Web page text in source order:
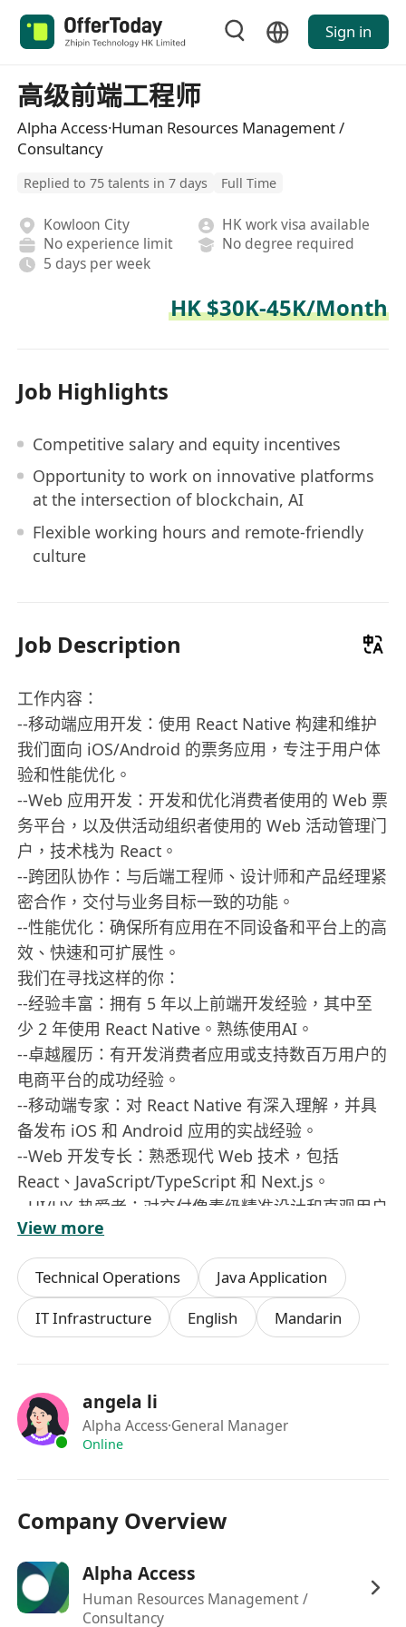
Sign in
高级前端工程师
Alpha Access·Human Resources Management /
Consultancy
Replied to 75 talents in 7 days Full Time
Kowloon City
HK work visa available
No experience limit
No degree required
5 days per week
HK $30K-45K/Month
Job Highlights
Competitive salary and equity incentives
Opportunity to work on innovative platforms
at the intersection of blockchain, AI
Flexible working hours and remote-friendly
culture
Job Description
工作内容：
--移动端应用开发：使用 React Native 构建和维护
我们面向 iOS/Android 的票务应用，专注于用户体
验和性能优化。
--Web 应用开发：开发和优化消费者使用的 Web 票
务平台，以及供活动组织者使用的 Web 活动管理门
户，技术栈为 React。
--跨团队协作：与后端工程师、设计师和产品经理紧
密合作，交付与业务目标一致的功能。
--性能优化：确保所有应用在不同设备和平台上的高
效、快速和可扩展性。
我们在寻找这样的你：
--经验丰富：拥有 5 年以上前端开发经验，其中至
少 2 年使用 React Native。熟练使用AI。
--卓越履历：有开发消费者应用或支持数百万用户的
电商平台的成功经验。
--移动端专家：对 React Native 有深入理解，并具
备发布 iOS 和 Android 应用的实战经验。
--Web 开发专长：熟悉现代 Web 技术，包括
React、JavaScript/TypeScript 和 Next.js。
--UI/UX 热爱者：对交付像素级精准设计和直观用户
体验充满热情。
--性能优化能力：熟悉优化应用速度和性能的技术。
--沟通能力优秀：具备出色的书面和口头沟通能力。
加分项：
--熟悉票务系统、活动管理或类似领域。
验。
--熟悉设计系统和组件库的开发与使用。
参与创新平台开发的机会，在区块链、AI 和娱乐交
汇的前沿领域工作。
灵活的工作时间和远程友好的文化。
解决票务和粉丝互动真实问题的全球影响力。
View more
Technical Operations
Java Application
IT Infrastructure
English Mandarin
angela li
Alpha Access·General Manager
Online
Company Overview
Alpha Access
Human Resources Management /
Consultancy